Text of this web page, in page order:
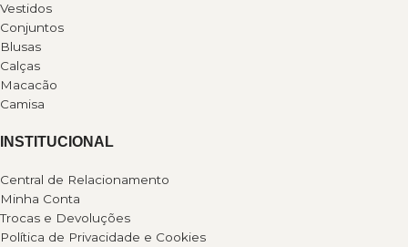
Vestidos
Conjuntos
Blusas
Calças
Macacão
Camisa
INSTITUCIONAL
Central de Relacionamento
Minha Conta
Trocas e Devoluções
Política de Privacidade e Cookies